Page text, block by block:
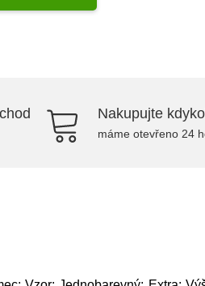
Nakupujte
máme otevřeno 24